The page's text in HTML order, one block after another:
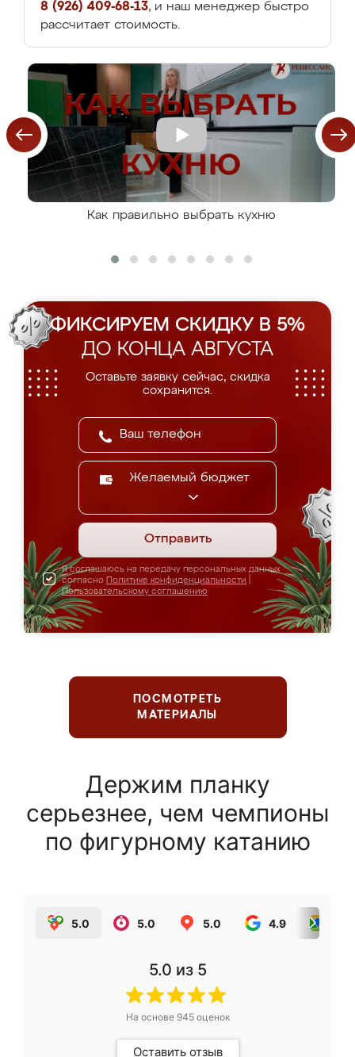
8 (926) 409-68-13, и наш менеджер быстро
рассчитает стоимость.
Как правильно выбрать кухню
ФИКСИРУЕМ СКИДКУ В 5%
ДО КОНЦА АВГУСТА
Оставьте заявку сейчас, скидка
сохранится.
Желаемый бюджет
Отправить
Я соглашаюсь на передачу персональных данных
согласно Политике конфиденциальности
Пользовательскому соглашению
ПОСМОТРЕТЬ
МАТЕРИАЛЫ
Держим планку
серьезнее, чем чемпионы
по фигурному катанию
5.0 5.0 5.0 4.9
5.0 из 5
На основе 945оценок
Оставить отзыв